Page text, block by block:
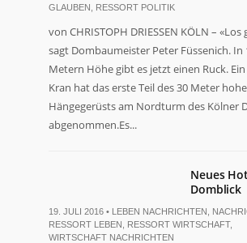
GLAUBEN
RESSORT POLITIK
von CHRISTOPH DRIESSEN KÖLN – «Los
sagt Dombaumeister Peter Füssenich. In
Metern Höhe gibt es jetzt einen Ruck.
Kran hat das erste Teil des 30 Meter
Hängegerüsts am Nordturm des Kölner
abgenommen.Es...
Neues
Domblick
19. JULI 2016 • LEBEN NACHRICHTEN
RESSORT LEBEN
RESSORT WIRTSCHAFT,
WIRTSCHAFT NACHRICHTEN